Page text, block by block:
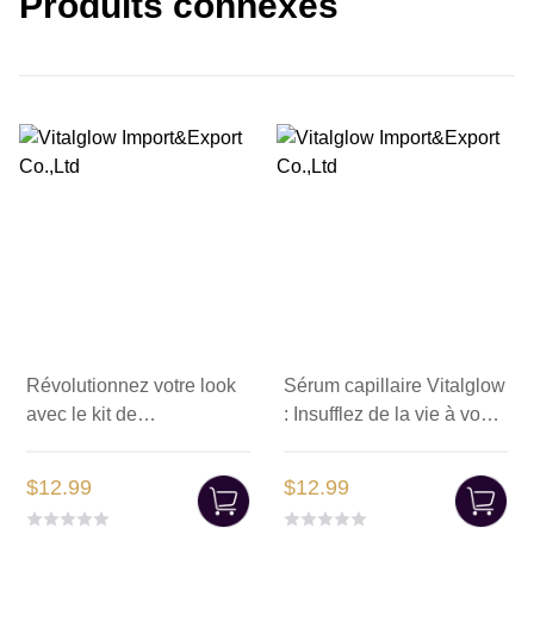
Révolutionnez votre look
avec le kit de
$12.99
Sérum capillaire Vitalglow
: Insufflez de la vie à vos
$12.99